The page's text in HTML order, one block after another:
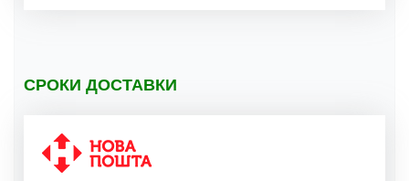
СРОКИ ДОСТАВКИ